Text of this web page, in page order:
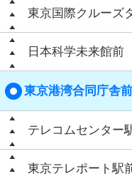
東京国際クルーズ
日本科学未来館前
東京港湾合同庁舎前
テレコムセンター
東京テレポート駅